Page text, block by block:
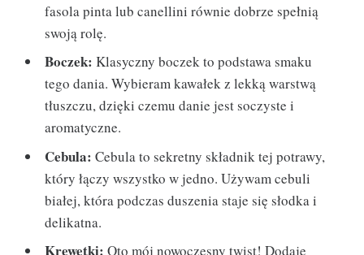
fasola pinta lub canellini równie dobrze spełnią
swoją rolę.
Boczek: Klasyczny boczek to podstawa smaku
tego dania. Wybieram kawałek z lekką warstwą
tłuszczu, dzięki czemu danie jest soczyste i
aromatyczne.
Cebula: Cebula to sekretny składnik tej potrawy,
który łączy wszystko w jedno. Używam cebuli
białej, która podczas duszenia staje się słodka i
delikatna.
Krewetki: Oto mój nowoczesny twist! Dodaję